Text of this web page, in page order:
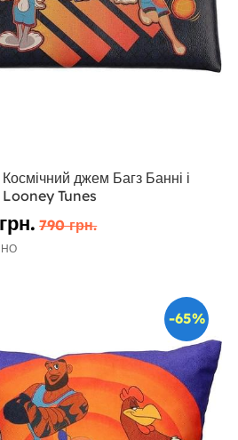
джем Багз Банні і
Tunes
790 грн.
-65%